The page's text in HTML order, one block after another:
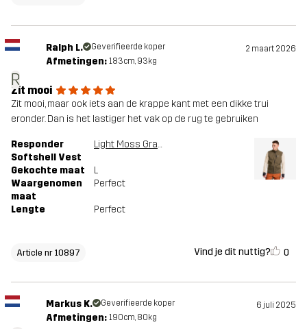
R
Ralph L. Geverifieerde koper 2 maart 2026
Afmetingen: 183cm, 93kg
Zit mooi
Zit mooi, maar ook iets aan de krappe kant met een dikke trui
eronder. Dan is het lastiger het vak op de rug te gebruiken
Responder
Softshell Vest
Light Moss Gray
Gekochte maat
L
Waargenomen
maat
Perfect
Lengte Perfect
Article nr 10897 Vind je dit nuttig? 0
Markus K. Geverifieerde koper 6 juli 2025
Afmetingen: 190cm, 80kg